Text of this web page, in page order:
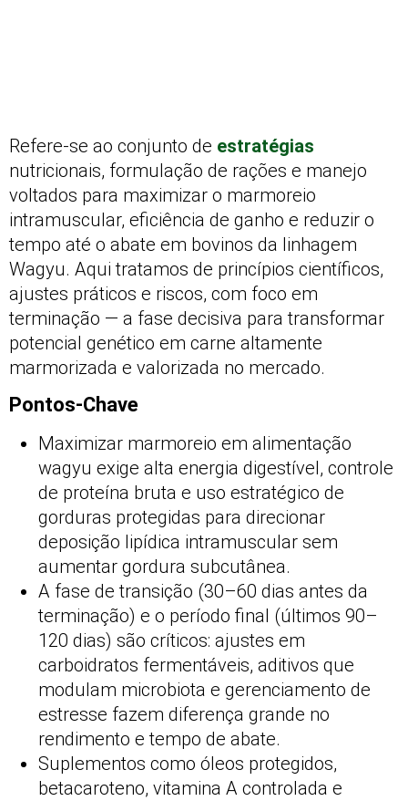
Refere-se ao conjunto de estratégias
nutricionais, formulação de rações e manejo
voltados para maximizar o marmoreio
intramuscular, eficiência de ganho e reduzir o
tempo até o abate em bovinos da linhagem
Wagyu. Aqui tratamos de princípios científicos,
ajustes práticos e riscos, com foco em
terminação — a fase decisiva para transformar
potencial genético em carne altamente
marmorizada e valorizada no mercado.
Pontos-Chave
Maximizar marmoreio em alimentação
wagyu exige alta energia digestível, controle
de proteína bruta e uso estratégico de
gorduras protegidas para direcionar
deposição lipídica intramuscular sem
aumentar gordura subcutânea.
A fase de transição (30–60 dias antes da
terminação) e o período final (últimos 90–
120 dias) são críticos: ajustes em
carboidratos fermentáveis, aditivos que
modulam microbiota e gerenciamento de
estresse fazem diferença grande no
rendimento e tempo de abate.
Suplementos como óleos protegidos,
betacaroteno, vitamina A controlada e